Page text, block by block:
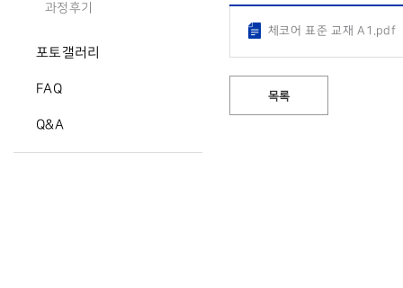
과정후기
포토갤러리
FAQ
Q&A
체코어 표준 교재 A1.pdf
목록